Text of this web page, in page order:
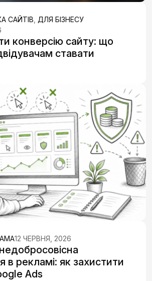
САЙТІВ ДЛЯ БІЗНЕСУ
конверсію сайту: що
ставати
12 ЧЕРВНЯ, 2026
в рекламі: як захистити
Ads